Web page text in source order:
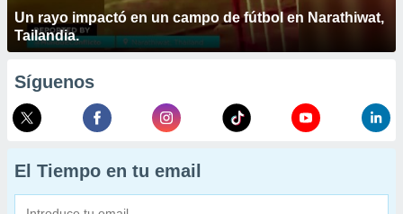
Un rayo impactó en un campo de fútbol en Narathiwat,
Tailandia.
Síguenos
El Tiempo en tu email